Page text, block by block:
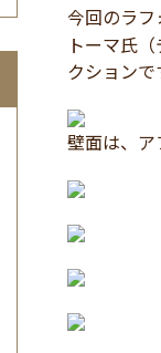
今回のラ
トーマ氏
クションで
壁面は、ア